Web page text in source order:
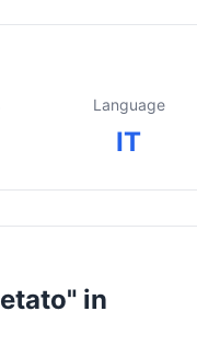
Language
IT
in